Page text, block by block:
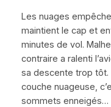
Les nuages
maintient le cap et
minutes de vol.
contraire a ralenti
sa descente trop tôt.
couche nuageuse,
sommets enneigés…